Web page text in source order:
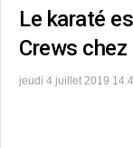
Le karaté
Crews
jeudi 4 juillet 2019